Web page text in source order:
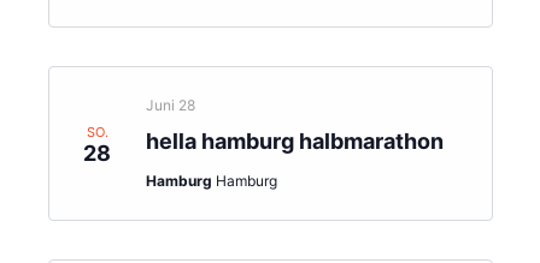
SO.
28 hella hamburg halbmarathon
Juni 28
Hamburg Hamburg